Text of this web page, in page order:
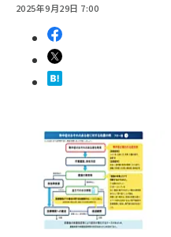
2025年9月29日 7:00